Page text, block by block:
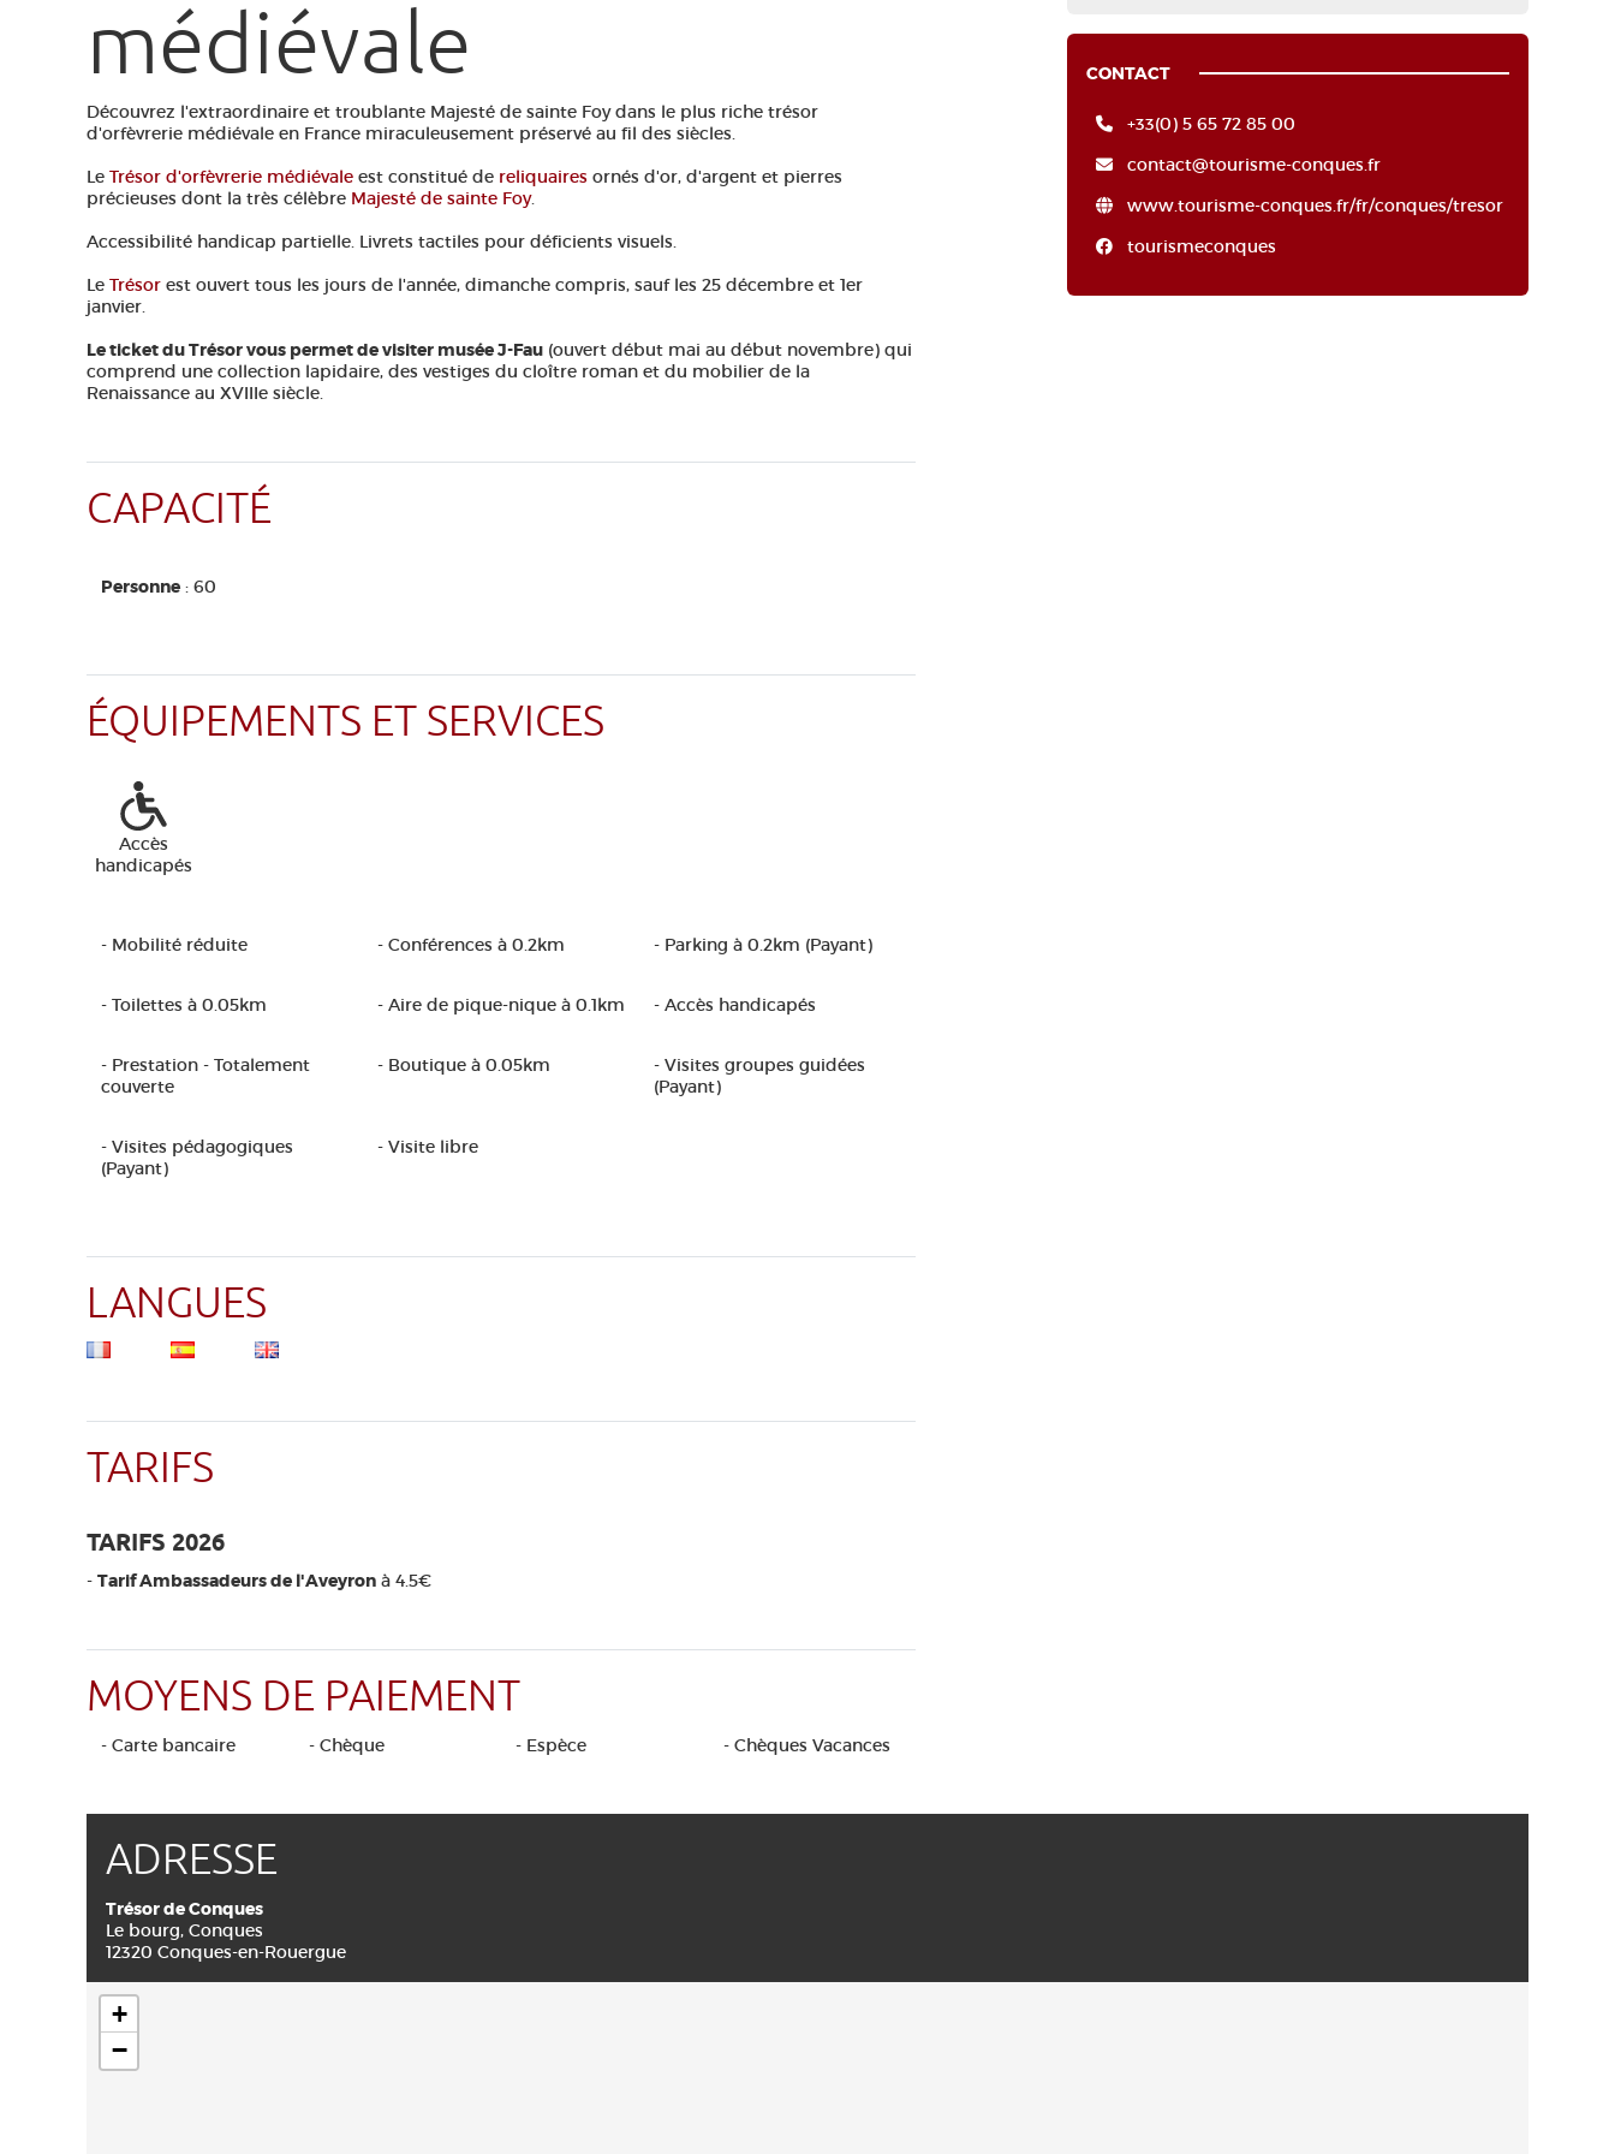
médiévale
Découvrez l'extraordinaire et troublante Majesté de sainte Foy dans le plus riche trésor
d'orfèvrerie médiévale en France miraculeusement préservé au fil des siècles.
Le Trésor d'orfèvrerie médiévale est constitué de reliquaires ornés d'or, d'argent et pierres
précieuses dont la très célèbre Majesté de sainte Foy.
Accessibilité handicap partielle. Livrets tactiles pour déficients visuels.
Le Trésor est ouvert tous les jours de l'année, dimanche compris, sauf les 25 décembre et 1er
janvier.
Le ticket du Trésor vous permet de visiter musée J-Fau (ouvert début mai au début novembre) qui
comprend une collection lapidaire, des vestiges du cloître roman et du mobilier de la
Renaissance au XVIIIe siècle.
CAPACITÉ
Personne : 60
ÉQUIPEMENTS ET SERVICES
Accès
handicapés
- Mobilité réduite - Conférences à 0.2km - Parking à 0.2km (Payant)
- Toilettes à 0.05km - Aire de pique-nique à 0.1km - Accès handicapés
- Prestation - Totalement
couverte
- Boutique à 0.05km
- Visites groupes guidées
(Payant)
- Visites pédagogiques
(Payant)
- Visite libre
LANGUES
TARIFS
TARIFS 2026
- Tarif Ambassadeurs de l'Aveyron à 4.5€
MOYENS DE PAIEMENT
- Carte bancaire - Chèque - Espèce - Chèques Vacances
CONTACT
+33(0) 5 65 72 85 00
contact@tourisme-conques.fr
www.tourisme-conques.fr/fr/conques/tresor
tourismeconques
ADRESSE
Trésor de Conques
Le bourg, Conques
12320 Conques-en-Rouergue
+
−